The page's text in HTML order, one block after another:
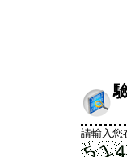
請輸入您